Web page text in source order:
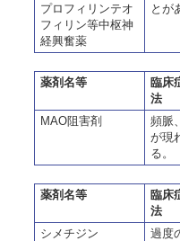
プロフィリンテオ
フィリン等中枢神
経興奮薬
とが
薬剤名等
臨床
法
MAO阻害剤
頻脈
が現
る。
薬剤名等
臨床
法
シメチジン
過度